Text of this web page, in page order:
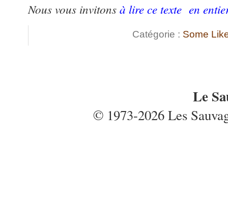
Nous vous invitonsà lire ce texte en
Catégorie : Some
Le
© 1973-2026 Les